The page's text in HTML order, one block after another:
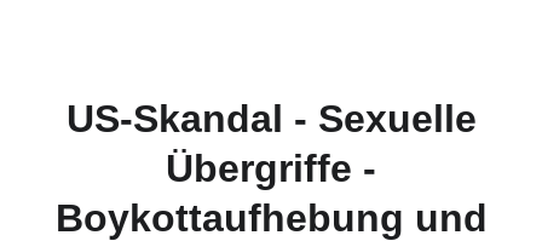
US-Skandal - Sexuelle
Übergriffe -
Boykottaufhebung und